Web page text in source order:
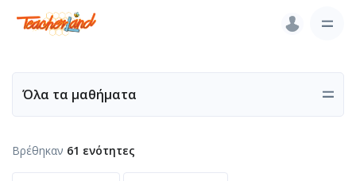
Όλα τα μαθήματα
Βρέθηκαν 61 ενότητες